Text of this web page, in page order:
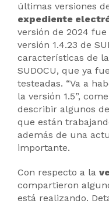
últimas versiones
expediente
versión de 2024
versión 1.4.23 de
características de
SUDOCU, que ya
testeadas. “Va a
la versión 1.5”,
describir algunos
que están
además de una
importante.
Con respecto a la
compartieron
está realizando.